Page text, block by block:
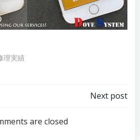
理実績
navigation
Next post
are closed